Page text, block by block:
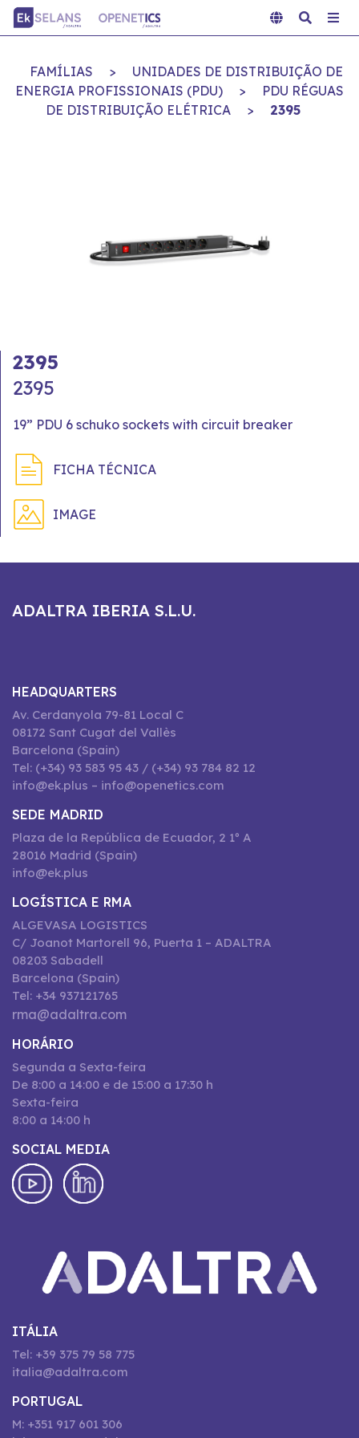
FAMÍLIAS >
UNIDADES DE DISTRIBUIÇÃO DE
ENERGIA PROFISSIONAIS (PDU)
>
PDU RÉGUAS
DE DISTRIBUIÇÃO ELÉTRICA
> 2395
2395
2395
19” PDU 6 schuko sockets with circuit breaker
FICHA TÉCNICA
IMAGE
ADALTRA IBERIA S.L.U.
HEADQUARTERS
Av. Cerdanyola 79-81 Local C
08172 Sant Cugat del Vallès
Barcelona (Spain)
Tel: (+34) 93 583 95 43 / (+34) 93 784 82 12
info@ek.plus – info@openetics.com
SEDE MADRID
Plaza de la República de Ecuador, 2 1º A
28016 Madrid (Spain)
info@ek.plus
LOGÍSTICA E RMA
ALGEVASA LOGISTICS
C/ Joanot Martorell 96, Puerta 1 – ADALTRA
08203 Sabadell
Barcelona (Spain)
Tel: +34 937121765
rma@adaltra.com
HORÁRIO
Segunda a Sexta-feira
De 8:00 a 14:00 e de 15:00 a 17:30 h
Sexta-feira
8:00 a 14:00 h
SOCIAL MEDIA
ITÁLIA
Tel: +39 375 79 58 775
italia@adaltra.com
PORTUGAL
M: +351 917 601 306